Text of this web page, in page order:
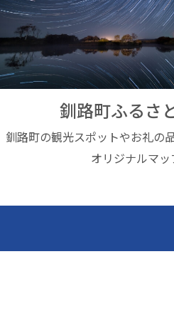
釧路町ふるさ
釧路町の観光スポットやお礼の
オリジナルマッ